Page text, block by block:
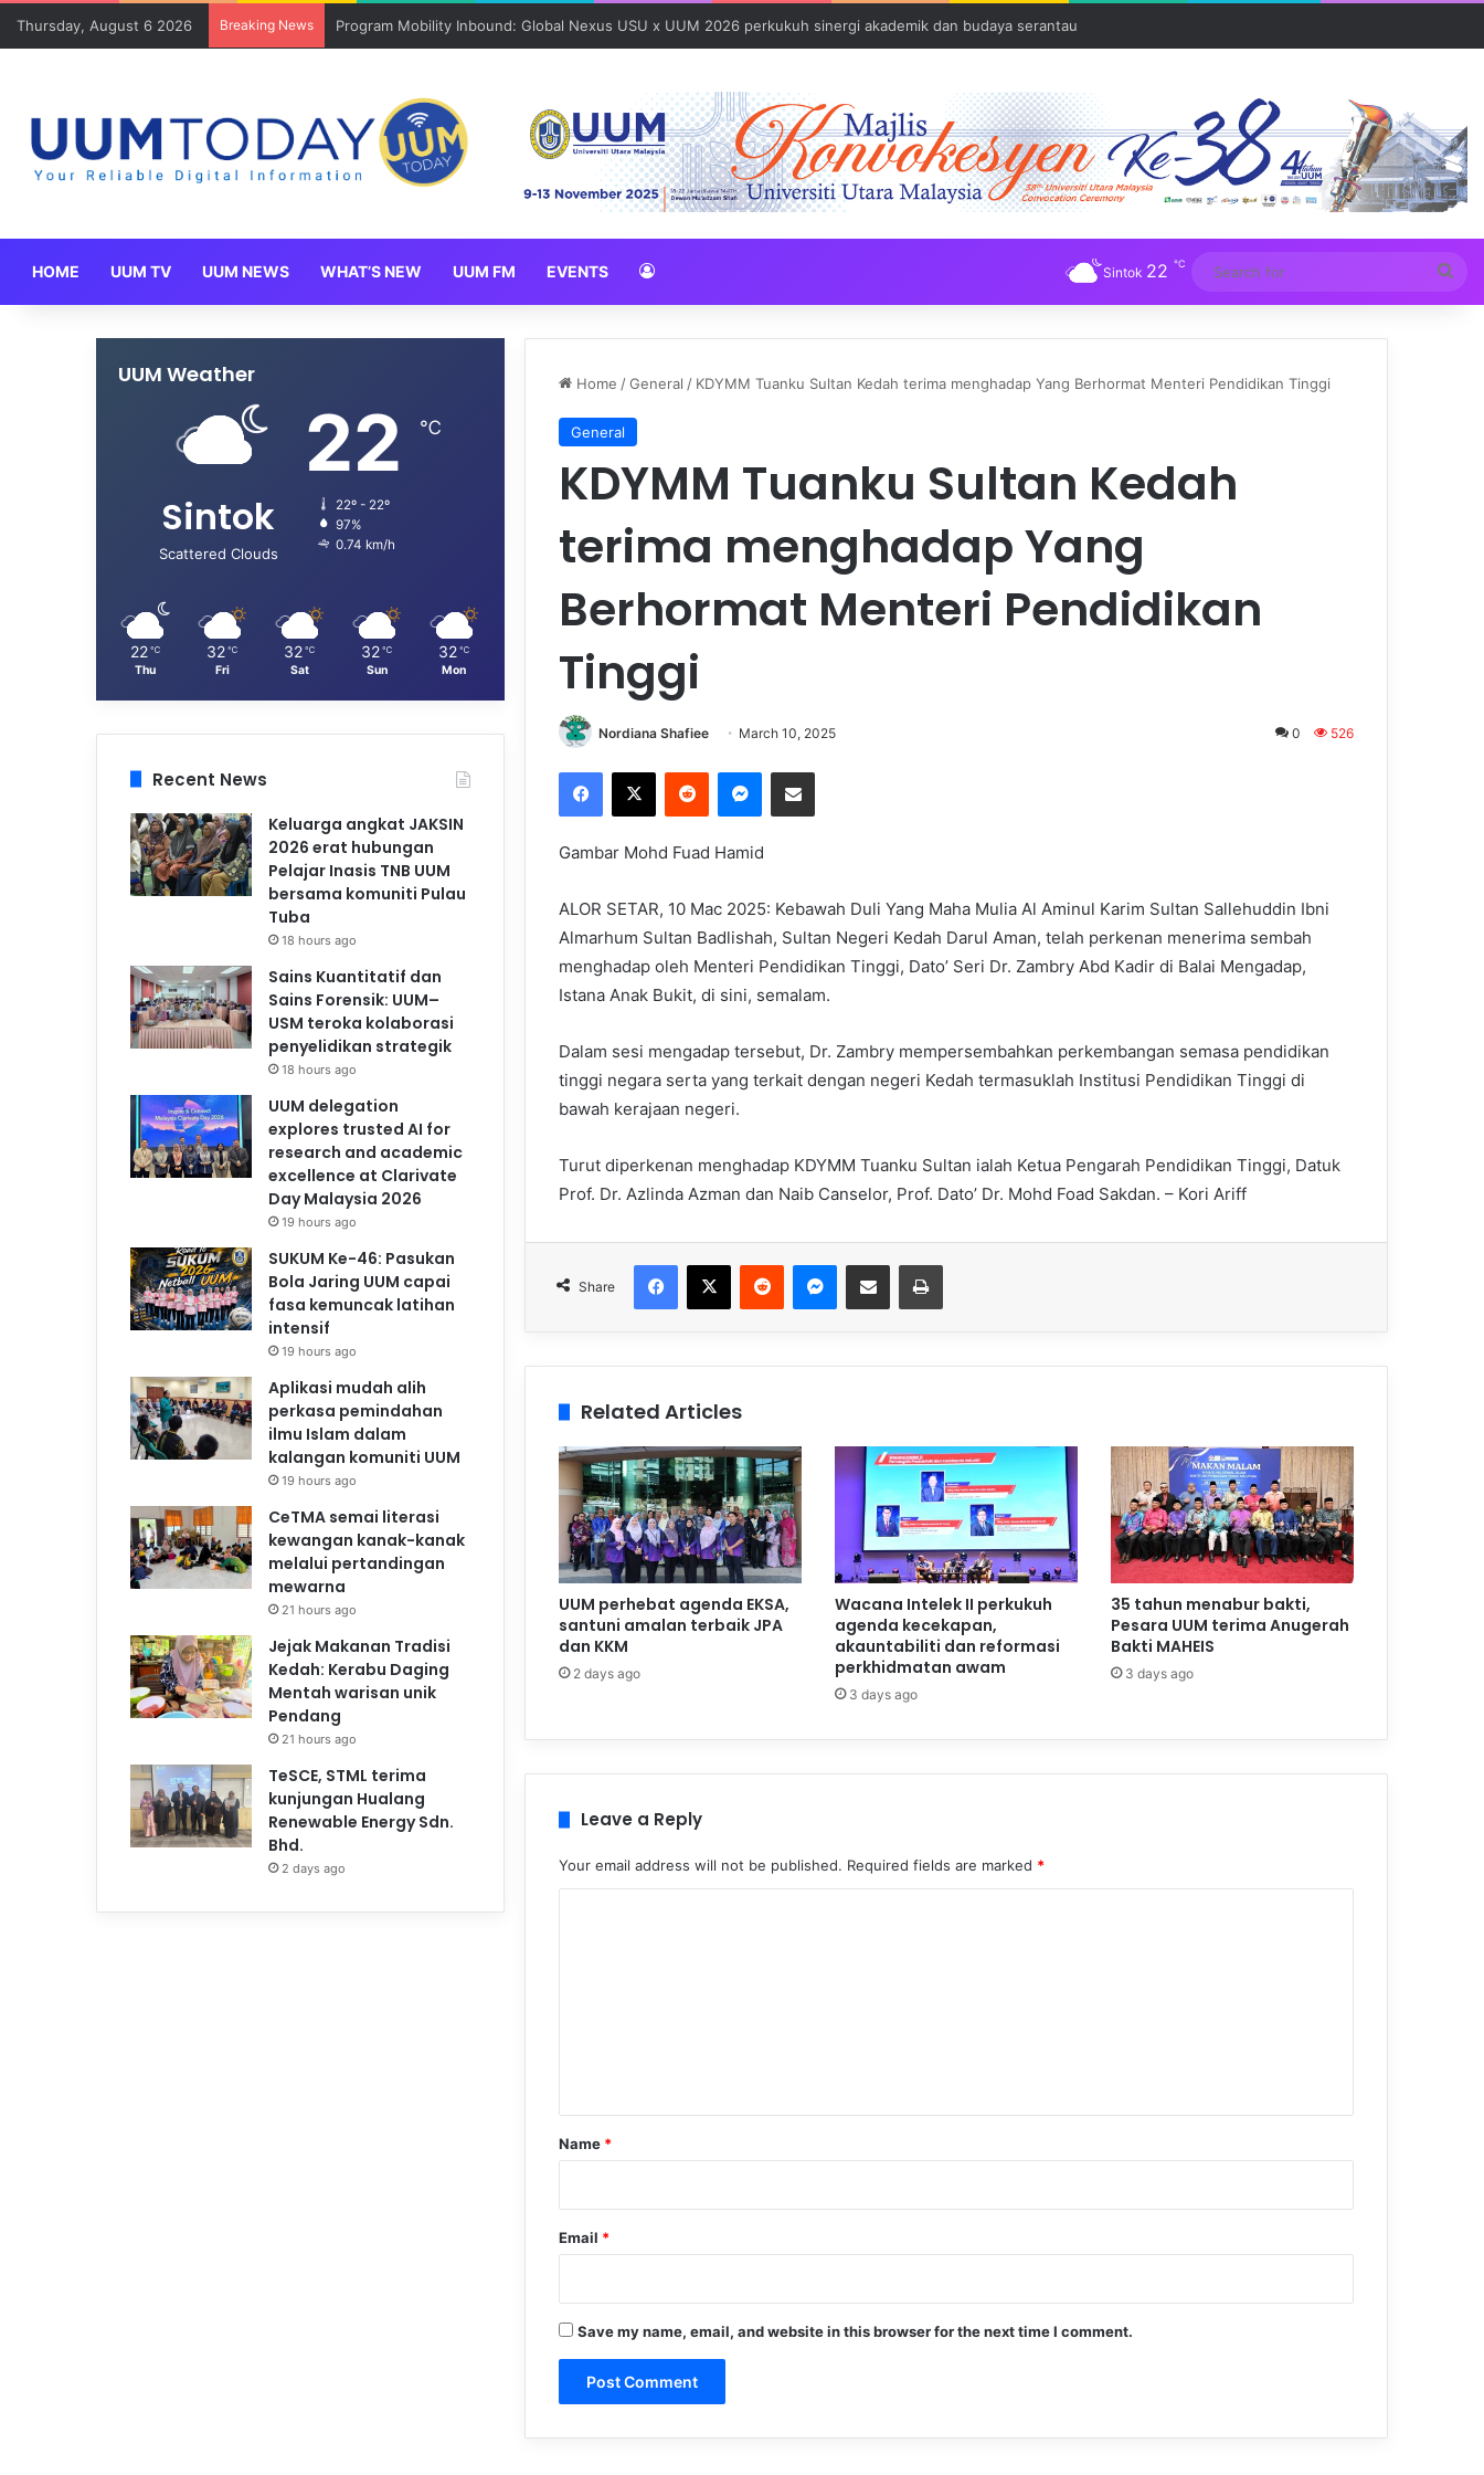
Thursday, August 6 2026 Breaking News Program Mobility Inbound: Global Nexus USU x UUM 2026 perkukuh sinergi akademik dan budaya serantau
HOME UUM TV UUM NEWS WHAT’S NEW UUM FM EVENTS Sintok 22 ℃
for
Home /General / KDYMM Tuanku Sultan Kedah terima menghadap Yang Berhormat Menteri Pendidikan Tinggi
General
KDYMM Tuanku Sultan Kedah
terima menghadap Yang
Berhormat Menteri Pendidikan
Tinggi
Nordiana Shafiee March 10, 2025 0 526
Gambar Mohd Fuad Hamid
ALOR SETAR, 10 Mac 2025: Kebawah Duli Yang Maha Mulia Al Aminul Karim Sultan Sallehuddin Ibni
Almarhum Sultan Badlishah, Sultan Negeri Kedah Darul Aman, telah perkenan menerima sembah
menghadap oleh Menteri Pendidikan Tinggi, Dato’ Seri Dr. Zambry Abd Kadir di Balai Mengadap,
Istana Anak Bukit, di sini, semalam.
Dalam sesi mengadap tersebut, Dr. Zambry mempersembahkan perkembangan semasa pendidikan
tinggi negara serta yang terkait dengan negeri Kedah termasuklah Institusi Pendidikan Tinggi di
bawah kerajaan negeri.
Turut diperkenan menghadap KDYMM Tuanku Sultan ialah Ketua Pengarah Pendidikan Tinggi, Datuk
Prof. Dr. Azlinda Azman dan Naib Canselor, Prof. Dato’ Dr. Mohd Foad Sakdan. – Kori Ariff
Share
Related Articles
UUM perhebat agenda EKSA,
santuni amalan terbaik JPA
dan KKM
2 days ago
Wacana Intelek II perkukuh
agenda kecekapan,
akauntabiliti dan reformasi
perkhidmatan awam
3 days ago
35 tahun menabur bakti,
Pesara UUM terima Anugerah
Bakti MAHEIS
3 days ago
Leave a Reply
Your email address will not be published. Required fields are marked *
*
Name *
Email *
Save my name, email, and website in this browser for the next time I comment.
UUM Weather
Sintok
Scattered Clouds
22 ℃
22º - 22º
97%
0.74 km/h
22 ℃
Thu
32 ℃
Fri
32 ℃
Sat
32 ℃
Sun
32 ℃
Mon
Recent News
Keluarga angkat JAKSIN
2026 erat hubungan
Pelajar Inasis TNB UUM
bersama komuniti Pulau
Tuba
18 hours ago
Sains Kuantitatif dan
Sains Forensik: UUM–
USM teroka kolaborasi
penyelidikan strategik
18 hours ago
UUM delegation
explores trusted AI for
research and academic
excellence at Clarivate
Day Malaysia 2026
19 hours ago
SUKUM Ke-46: Pasukan
Bola Jaring UUM capai
fasa kemuncak latihan
intensif
19 hours ago
Aplikasi mudah alih
perkasa pemindahan
ilmu Islam dalam
kalangan komuniti UUM
19 hours ago
CeTMA semai literasi
kewangan kanak-kanak
melalui pertandingan
mewarna
21 hours ago
Jejak Makanan Tradisi
Kedah: Kerabu Daging
Mentah warisan unik
Pendang
21 hours ago
TeSCE, STML terima
kunjungan Hualang
Renewable Energy Sdn.
Bhd.
2 days ago